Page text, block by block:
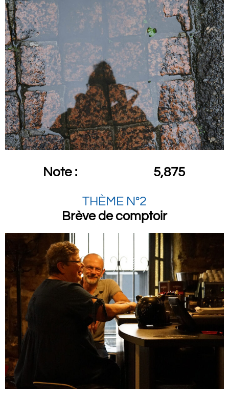
Note : 5,875
THÈME N°2
Brève de comptoir